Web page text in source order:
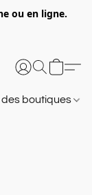
ou en ligne.
des boutiques